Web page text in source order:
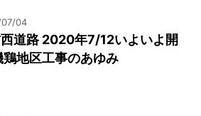
04
道路 2020年7/12いよいよ開
鶏地区工事のあゆみ